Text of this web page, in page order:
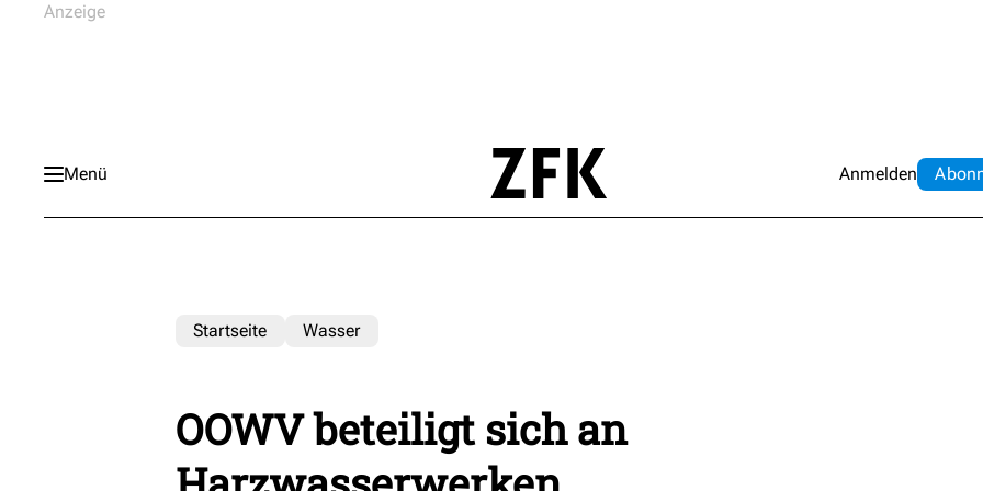
Menü Anmelden Abo
Startseite Wasser
OOWV beteiligt sich an